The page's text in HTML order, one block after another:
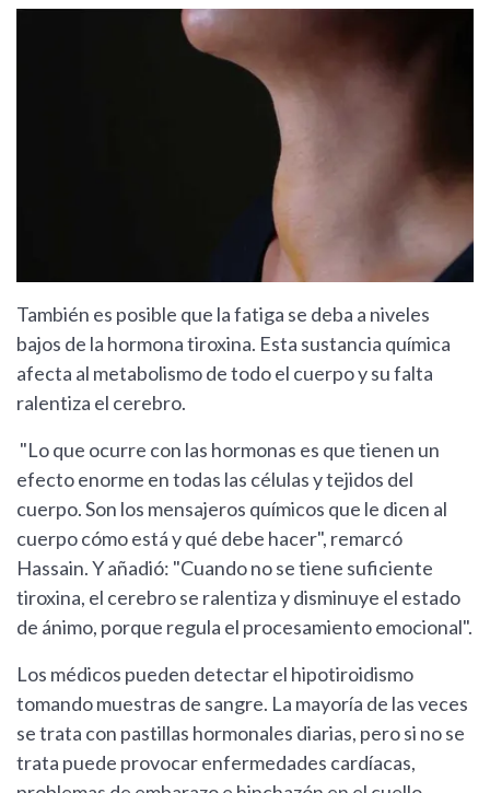
También es posible que la fatiga se deba a niveles
bajos de la hormona tiroxina. Esta sustancia química
afecta al metabolismo de todo el cuerpo y su falta
ralentiza el cerebro.
"Lo que ocurre con las hormonas es que tienen un
efecto enorme en todas las células y tejidos del
cuerpo. Son los mensajeros químicos que le dicen al
cuerpo cómo está y qué debe hacer", remarcó
Hassain. Y añadió: "Cuando no se tiene suficiente
tiroxina, el cerebro se ralentiza y disminuye el estado
de ánimo, porque regula el procesamiento emocional".
Los médicos pueden detectar el hipotiroidismo
tomando muestras de sangre. La mayoría de las veces
se trata con pastillas hormonales diarias, pero si no se
trata puede provocar enfermedades cardíacas,